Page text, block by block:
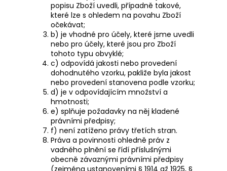
popisu Zboží uvedli, případně takové,
které lze s ohledem na povahu Zboží
očekávat;
b) je vhodné pro účely, které jsme uvedli
nebo pro účely, které jsou pro Zboží
tohoto typu obvyklé;
c) odpovídá jakosti nebo provedení
dohodnutého vzorku, pakliže byla jakost
nebo provedení stanovena podle vzorku;
d) je v odpovídajícím množství a
hmotnosti;
e) splňuje požadavky na něj kladené
právními předpisy;
f) není zatíženo právy třetích stran.
Práva a povinnosti ohledně práv z
vadného plnění se řídí příslušnými
obecně závaznými právními předpisy